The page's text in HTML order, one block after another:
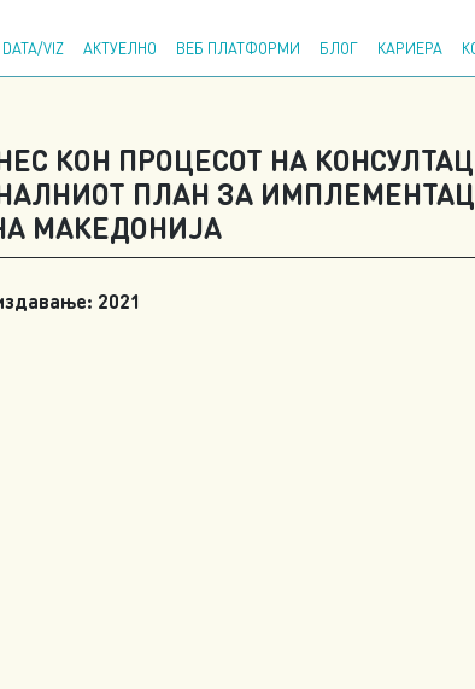
DATA/VIZ АКТУЕЛНО ВЕБ ПЛАТФОРМИ БЛОГ КАРИЕРА
КОН ПРОЦЕСОТ НА
ПЛАН ЗА
МАКЕДОНИЈА
2021